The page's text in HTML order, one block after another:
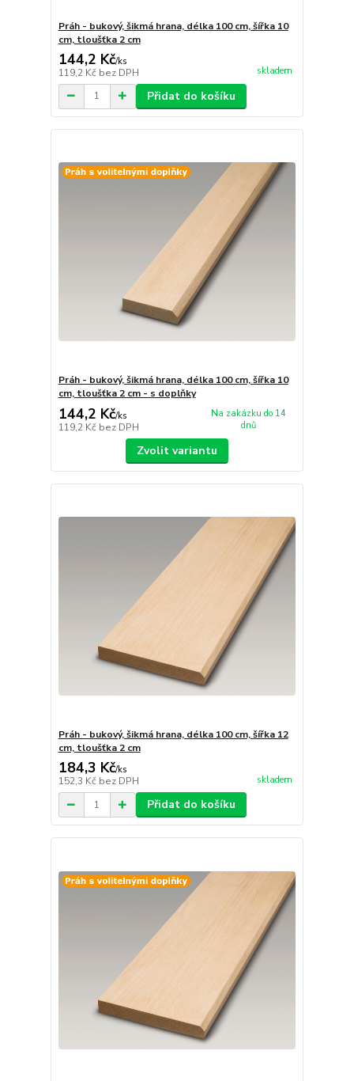
Práh - bukový, šikmá hrana, délka 100 cm, šířka 10
cm, tloušťka 2 cm
144,2 Kč/ks
119,2 Kč bez DPH skladem
Přidat do košíku
Práh - bukový, šikmá hrana, délka 100 cm, šířka 10
cm, tloušťka 2 cm - s doplňky
144,2 Kč/ks
119,2 Kč bez DPH
Na zakázku do 14
dnů
Zvolit variantu
Práh - bukový, šikmá hrana, délka 100 cm, šířka 12
cm, tloušťka 2 cm
184,3 Kč/ks
152,3 Kč bez DPH skladem
Přidat do košíku